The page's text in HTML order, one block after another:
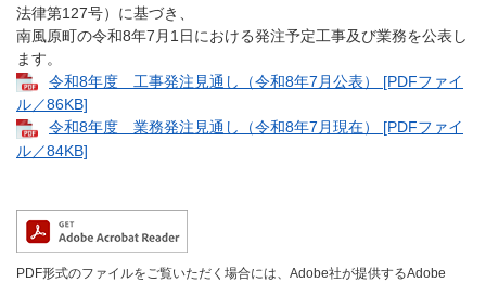
法律第127号）に基づき、
南風原町の令和8年7月1日における発注予定工事及び業務を公表し
ます。
令和8年度 工事発注見通し（令和8年7月公表） [PDFファイ
ル／86KB]
令和8年度 業務発注見通し（令和8年7月現在） [PDFファイ
ル／84KB]
PDF形式のファイルをご覧いただく場合には、Adobe社が提供するAdobe